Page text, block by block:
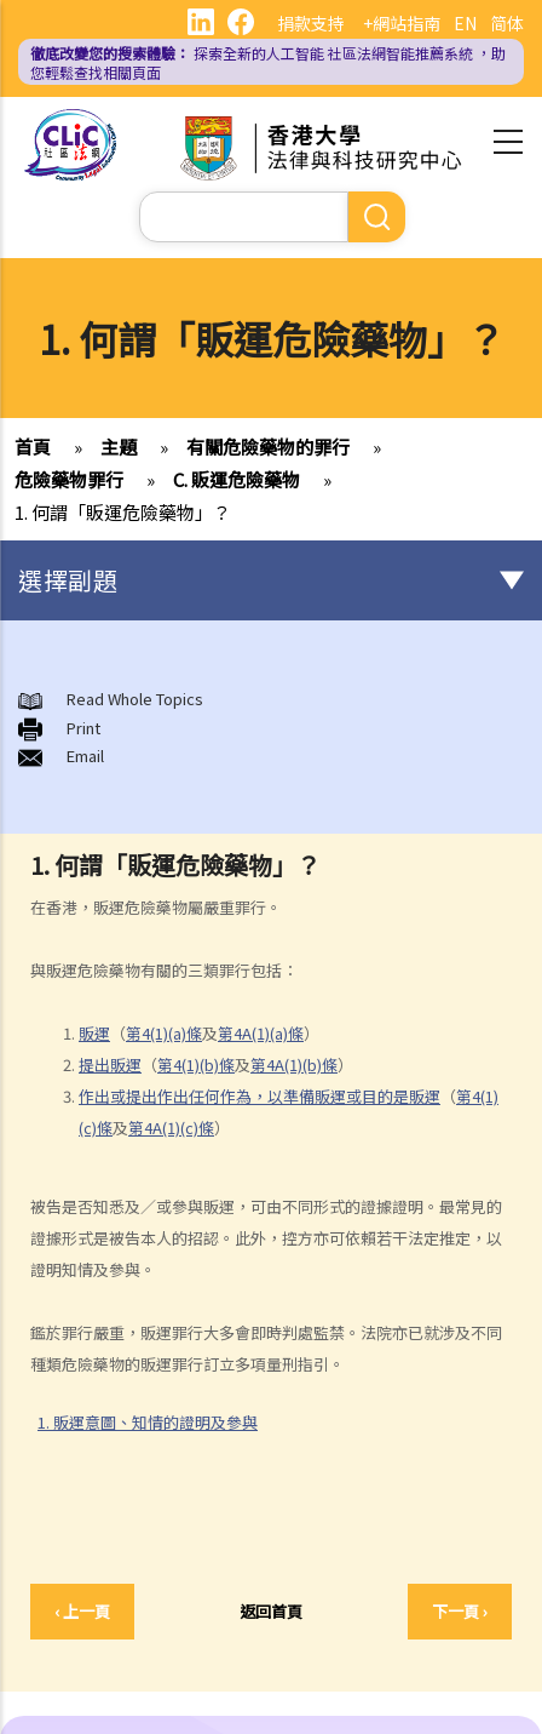
內
EN 简体
捐款支持 +網站指南
徹底改變您的搜索體驗： 探索全新的人工智能社區法網智能推薦系統 ，助
您輕鬆查找相關頁面
Search
1. 何謂「販運危險藥物」？
首頁 » 主題 » 有關危險藥物的罪行
»
危險藥物罪行
» C. 販運危險藥物
»
1. 何謂「販運危險藥物」？
1.何謂 「販運危險藥物」？
在香港，販運危險藥物屬嚴重罪行。
與販運危險藥物有關的三類罪行包括：
販運 （第4(1)(a)條及第4A(1)(a)條）
提出販運 （第4(1)(b)條及第4A(1)(b)條）
作出或提出作出任何作為，以準備販運或目的是販運 （第4(1)
(c)條及第4A(1)(c)條）
被告是否知悉及／或參與販運，可由不同形式的證據證明。最常見的
證據形式是被告本人的招認。此外，控方亦可依賴若干法定推定，以
證明知情及參與。
鑑於罪行嚴重，販運罪行大多會即時判處監禁。法院亦已就涉及不同
種類危險藥物的販運罪行訂立多項量刑指引。
1. 販運意圖、知情的證明及參與
‹ 上一頁 返回首頁 下一頁 ›
選擇副題
危險藥物罪行
A. 管有危險藥物（《危險藥物條例》第8條）
1. 如藥物已被吸食，仍算是「管有」嗎？
2. 如在與被告有關的單位內發現危險藥物，是否足以證明被告管有該等
危險藥物？
3. 量刑
按每種藥物分別計算，還是作整體評估？
B. 管有供吸食、吸服、服食或注射危險藥物用的管筒、設備等
C. 販運危險藥物
1. 販運意圖、知情的證明及參與
2. 有甚麼可能的刑罰？
2. 如部分危險藥物擬供自用，法庭會否下調量刑起點？
3. 如我誤以為自己販運的是效力較低的危險藥物，而實際上販運的是另
4. 有哪些加刑因素及減刑因素，會令法庭偏離量刑指引所得出的量刑起
D. 製造危險藥物
E. 種植及處理大麻植物與鴉片罌粟
Read Whole Topics
Print
Email